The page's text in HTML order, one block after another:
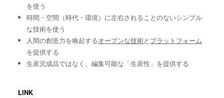
を使う
時間・空間（時代・環境）に左右されることのないシンプル
な技術を使う
人間の創造力を喚起するオープンな技術と プラットフォーム
を提供する
生産完成品ではなく、編集可能な「生産性」を提供する
LINK